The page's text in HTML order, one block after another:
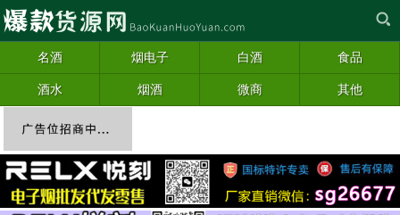
名酒 烟电子 白酒 食品
酒水 烟酒 微商 其他